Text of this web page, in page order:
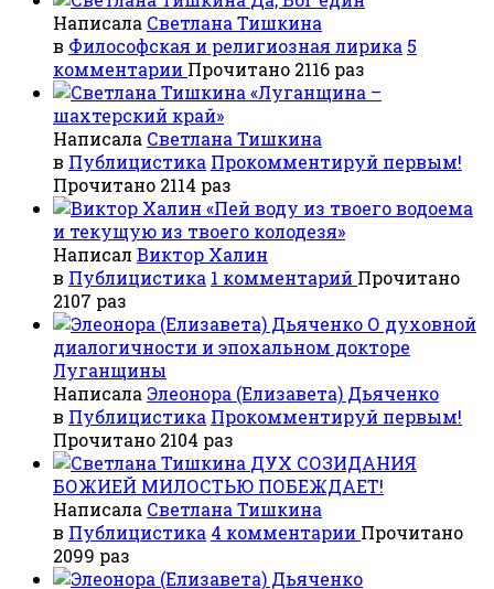
Написала Светлана Тишкина
в Философская и религиозная лирика 5
комментарии Прочитано 2116 раз
«Луганщина –
шахтерский край»
Написала Светлана Тишкина
в Публицистика Прокомментируй первым!
Прочитано 2114 раз
«Пей воду из твоего водоема
и текущую из твоего колодезя»
Написал Виктор Халин
в Публицистика 1 комментарий Прочитано
2107 раз
О духовной
диалогичности и эпохальном докторе
Луганщины
Написала Элеонора (Елизавета) Дьяченко
в Публицистика Прокомментируй первым!
Прочитано 2104 раз
ДУХ СОЗИДАНИЯ
БОЖИЕЙ МИЛОСТЬЮ ПОБЕЖДАЕТ!
Написала Светлана Тишкина
в Публицистика 4 комментарии Прочитано
2099 раз